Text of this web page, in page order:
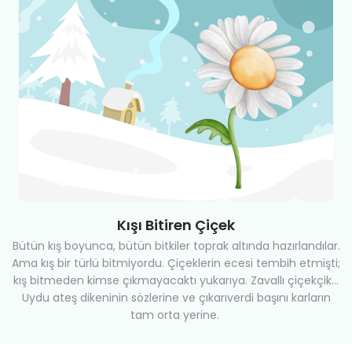
Kışı Bitiren Çiçek
Bütün kış boyunca, bütün bitkiler toprak altında hazırlandılar.
Ama kış bir türlü bitmiyordu. Çiçeklerin ecesi tembih etmişti;
kış bitmeden kimse çıkmayacaktı yukarıya. Zavallı çiçekçik...
Uydu ateş dikeninin sözlerine ve çıkarıverdi başını karların
tam orta yerine.